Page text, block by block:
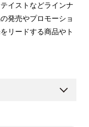
イストなどラインナ
発売やプロモーショ
リードする商品やト